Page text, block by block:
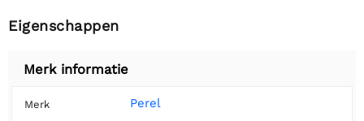
Eigenschappen
Merk informatie
Merk Perel